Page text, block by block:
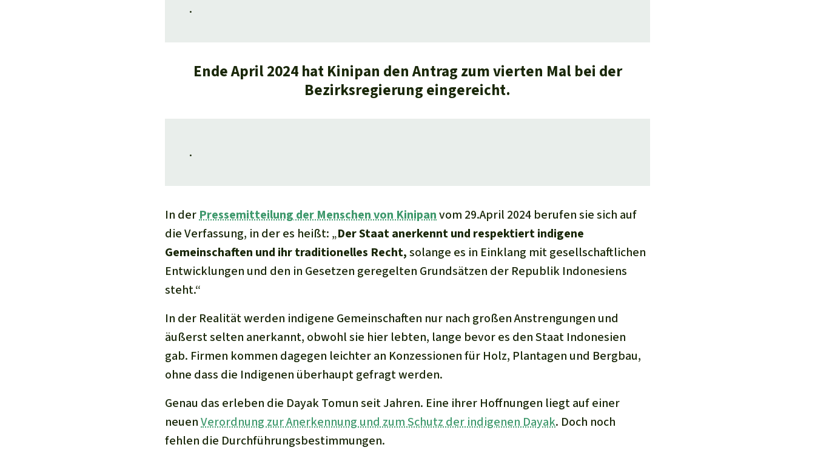
.
Ende April 2024 hat Kinipan den Antrag zum vierten Mal bei der
Bezirksregierung eingereicht.
.
In derPressemitteilung der Menschen von Kinipanvom 29.April 2024 berufen sie sich auf
die Verfassung, in der es heißt: „Der Staat anerkennt und respektiert indigene
Gemeinschaften und ihr traditionelles Recht,solange es in Einklang mit gesellschaftlichen
Entwicklungen und den in Gesetzen geregelten Grundsätzen der Republik Indonesiens
steht.“
In der Realität werden indigene Gemeinschaften nur nach großen Anstrengungen und
äußerst selten anerkannt, obwohl sie hier lebten, lange bevor es den Staat Indonesien
gab. Firmen kommen dagegen leichter an Konzessionen für Holz, Plantagen und Bergbau,
ohne dass die Indigenen überhaupt gefragt werden.
Genau das erleben die Dayak Tomun seit Jahren. Eine ihrer Hoffnungen liegt auf einer
neuenVerordnung zur Anerkennung und zum Schutz der indigenen Dayak. Doch noch
fehlen die Durchführungsbestimmungen.